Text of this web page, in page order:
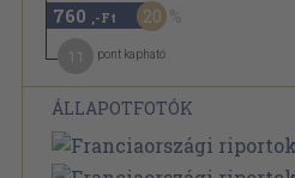
760 ,-Ft 20
pont kapható
ÁLLAPOTFOTÓK